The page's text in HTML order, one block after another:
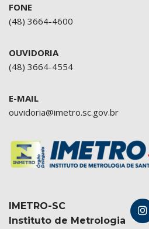
FONE
(48) 3664-4600
OUVIDORIA
(48) 3664-4554
E-MAIL
ouvidoria@imetro.sc.gov.br
IMETRO-SC
Instituto de Metrologia